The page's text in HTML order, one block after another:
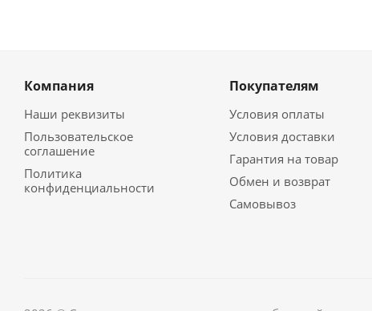
Компания
Наши реквизиты
Пользовательское
соглашение
Политика
конфиденциальности
Покупателям
Условия оплаты
Условия доставки
Гарантия на товар
Обмен и возврат
Самовывоз